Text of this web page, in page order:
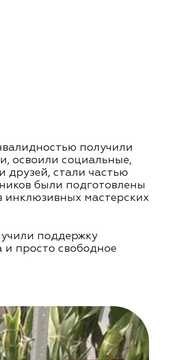
получили
освоили социальные,
друзей, стали частью
были подготовлены
инклюзивных мастерских
поддержку
и просто свободное